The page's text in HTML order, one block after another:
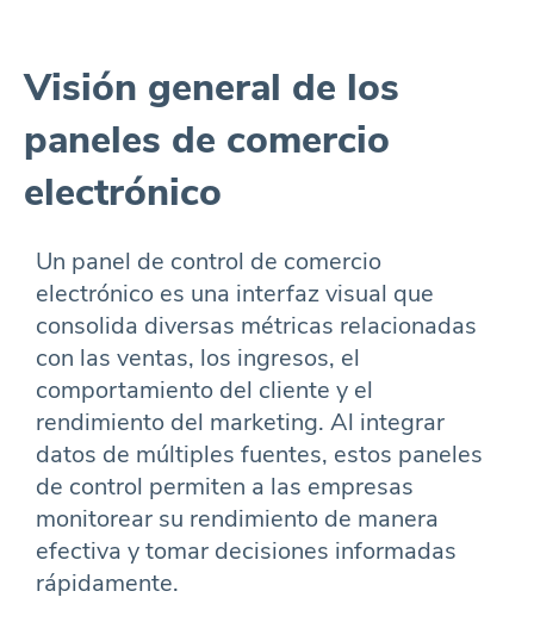
Visión general de los
paneles de comercio
electrónico
Un panel de control de comercio
electrónico es una interfaz visual que
consolida diversas métricas relacionadas
con las ventas, los ingresos, el
comportamiento del cliente y el
rendimiento del marketing. Al integrar
datos de múltiples fuentes, estos paneles
de control permiten a las empresas
monitorear su rendimiento de manera
efectiva y tomar decisiones informadas
rápidamente.